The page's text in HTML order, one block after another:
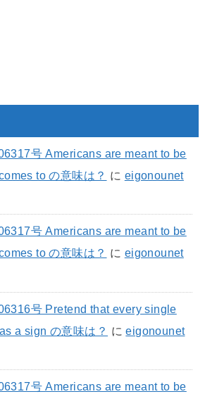
号 Americans are meant to be
to の意味は？ に eigonounet
号 Americans are meant to be
to の意味は？ に eigonounet
号 Pretend that every single
a sign の意味は？ にeigonounet
号 Americans are meant to be